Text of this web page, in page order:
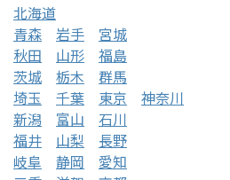
北海道
青森
岩手
宮城
秋田
山形
福島
茨城
栃木
群馬
埼玉
千葉 東京
神奈川
新潟
富山
石川
福井
山梨
長野
岐阜
静岡
愛知